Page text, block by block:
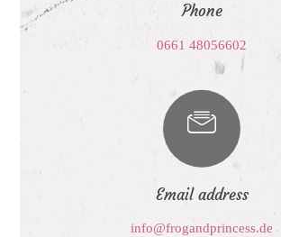
Phone
0661 48056602
Email address
info@frogandprincess.de